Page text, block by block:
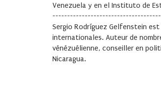
Venezuela y en el Instituto de
Sergio Rodríguez Gelfenstein est
internationales. Auteur de
vénézuélienne, conseiller en
Nicaragua.